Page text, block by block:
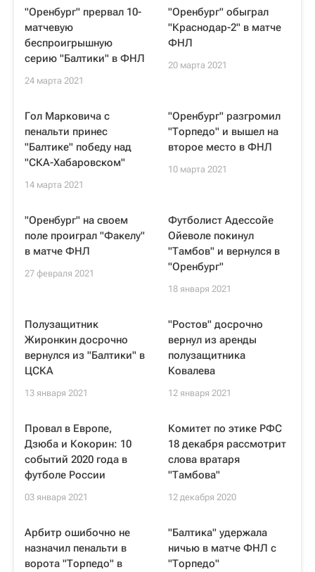
"Оренбург" прервал 10-
матчевую
беспроигрышную
серию "Балтики" в ФНЛ
24 марта 2021
"Оренбург" обыграл
"Краснодар-2" в матче
ФНЛ
20 марта 2021
Гол Марковича с
пенальти принес
"Балтике" победу над
"СКА-Хабаровском"
14 марта 2021
"Оренбург" разгромил
"Торпедо" и вышел на
второе место в ФНЛ
10 марта 2021
"Оренбург" на своем
поле проиграл "Факелу"
в матче ФНЛ
27 февраля 2021
Футболист Адессойе
Ойеволе покинул
"Тамбов" и вернулся в
"Оренбург"
18 января 2021
Полузащитник
Жиронкин досрочно
вернулся из "Балтики" в
ЦСКА
13 января 2021
"Ростов" досрочно
вернул из аренды
полузащитника
Ковалева
12 января 2021
Провал в Европе,
Дзюба и Кокорин: 10
событий 2020 года в
футболе России
03 января 2021
Комитет по этике РФС
18 декабря рассмотрит
слова вратаря
"Тамбова"
12 декабря 2020
Арбитр ошибочно не
назначил пенальти в
ворота "Торпедо" в
"Балтика" удержала
ничью в матче ФНЛ с
"Торпедо"